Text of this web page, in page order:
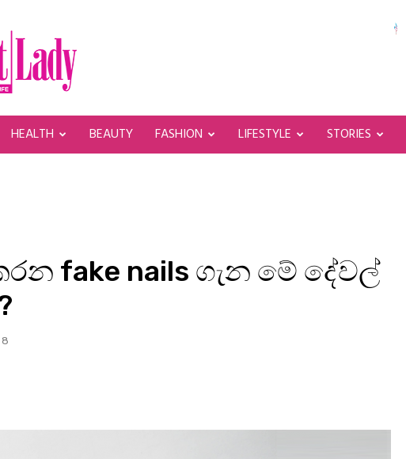
HEALTH BEAUTY FASHION LIFESTYLE STORIES
fake nails ගැන මේ දේවල්